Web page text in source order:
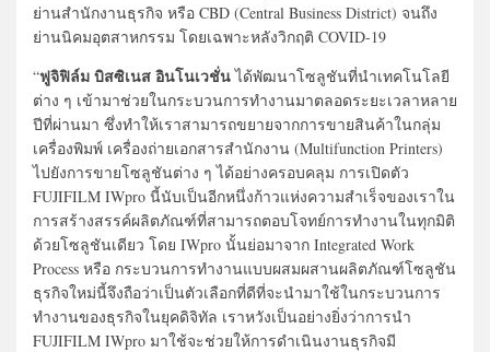
ย่านสำนักงานธุรกิจ หรือ CBD (Central Business District) จนถึง
ย่านนิคมอุตสาหกรรม โดยเฉพาะหลังวิกฤติ COVID-19
“ฟูจิฟิล์ม บิสซิเนส อินโนเวชั่นได้พัฒนาโซลูชันที่นำเทคโนโลยี
ต่าง ๆ เข้ามาช่วยในกระบวนการทำงานมาตลอดระยะเวลาหลาย
ปีที่ผ่านมา ซึ่งทำให้เราสามารถขยายจากการขายสินค้าในกลุ่ม
เครื่องพิมพ์ เครื่องถ่ายเอกสารสำนักงาน (Multifunction Printers)
ไปยังการขายโซลูชันต่าง ๆ ได้อย่างครอบคลุม การเปิดตัว
FUJIFILM IWpro นี้นับเป็นอีกหนึ่งก้าวแห่งความสำเร็จของเราใน
การสร้างสรรค์ผลิตภัณฑ์ที่สามารถตอบโจทย์การทำงานในทุกมิติ
ด้วยโซลูชันเดียว โดย IWpro นั้นย่อมาจาก Integrated Work
Process หรือ กระบวนการทำงานแบบผสมผสานผลิตภัณฑ์โซลูชัน
ธุรกิจใหม่นี้จึงถือว่าเป็นตัวเลือกที่ดีที่จะนำมาใช้ในกระบวนการ
ทำงานของธุรกิจในยุคดิจิทัล เราหวังเป็นอย่างยิ่งว่าการนำ
FUJIFILM IWpro มาใช้จะช่วยให้การดำเนินงานธุรกิจมี